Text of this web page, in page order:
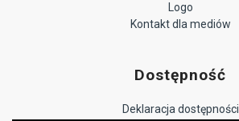
Logo
Kontakt dla mediów
Dostępność
Deklaracja dostępności